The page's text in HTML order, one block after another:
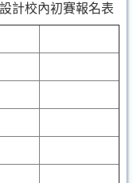
計校內初賽報名表